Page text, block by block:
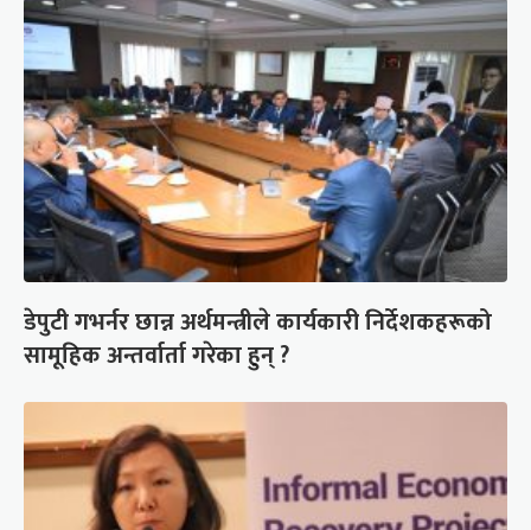
डेपुटी गभर्नर छान्न अर्थमन्त्रीले कार्यकारी निर्देशकहरूको
सामूहिक अन्तर्वार्ता गरेका हुन् ?